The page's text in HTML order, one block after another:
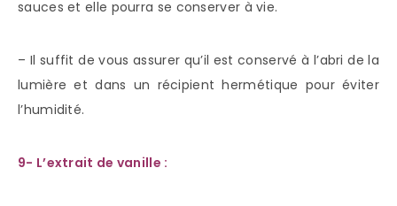
sauces et elle pourra se conserver à vie.
– Il suffit de vous assurer qu’il est conservé à l’abri de la
lumière et dans un récipient hermétique pour éviter
l’humidité.
9- L’extrait de vanille :